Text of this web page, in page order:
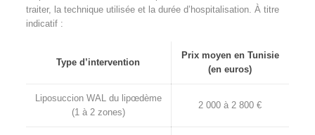
traiter, la technique utilisée et la durée d’hospitalisation. À titre
indicatif :
Type d’intervention
Prix moyen en Tunisie
(en euros)
Liposuccion WAL du lipœdème
(1 à 2 zones)
2 000 à 2 800 €